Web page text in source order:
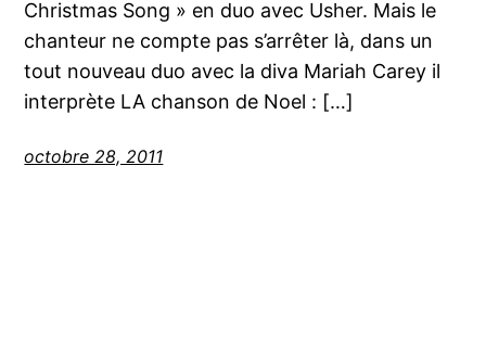
Christmas Song » en duo avec Usher. Mais le
chanteur ne compte pas s’arrêter là, dans un
tout nouveau duo avec la diva Mariah Carey il
interprète LA chanson de Noel : […]
octobre 28, 2011